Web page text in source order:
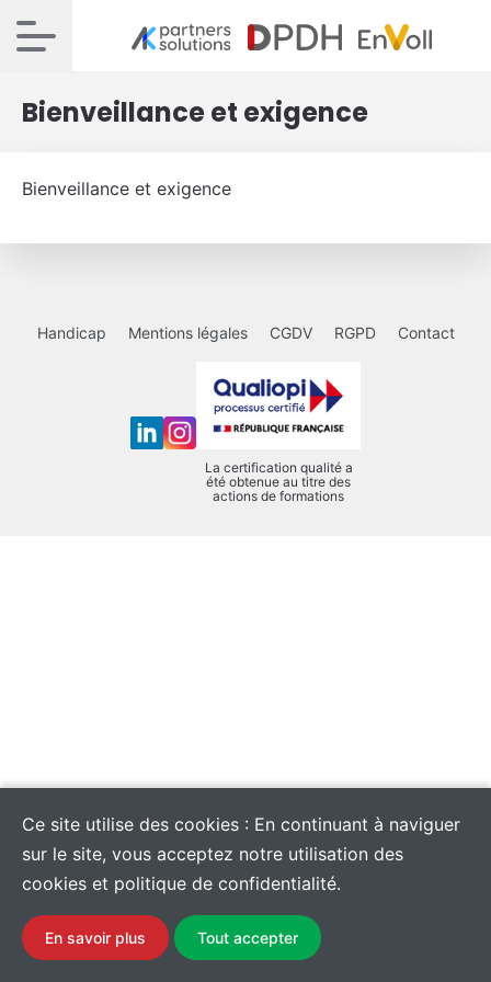
Bienveillance et exigence
Bienveillance et exigence
Handicap Mentions légales CGDV RGPD Contact
La certification qualité a
été obtenue au titre des
actions de formations
Ce site utilise des cookies : En continuant à naviguer
sur le site, vous acceptez notre utilisation des
cookies et politique de confidentialité.
En savoir plus Tout accepter